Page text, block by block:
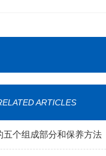
ARTICLES
五个组成部分和保养方法